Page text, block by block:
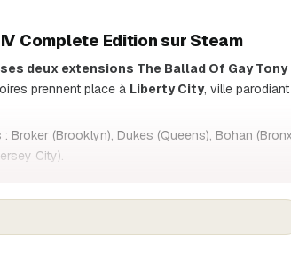
Complete Edition sur Steam
deux extensions The Ballad Of Gay Tony
prennent place à Liberty City, ville parodiant
Broker (Brooklyn), Dukes (Queens), Bohan
City).